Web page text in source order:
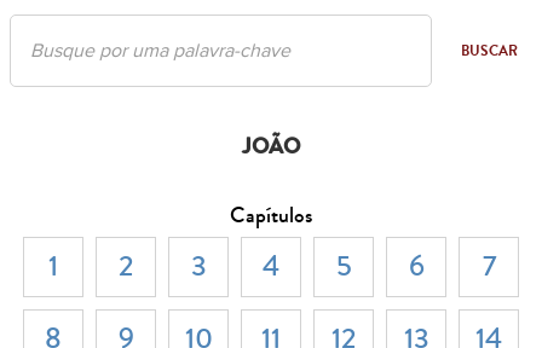
BUSCAR
JOÃO
Capítulos
1 2 3 4 5 6
7
8
9 10 11 12 13
14